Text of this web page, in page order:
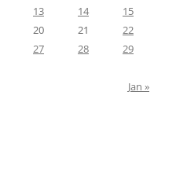
13 14
15
20 21
22
27 28
29
Jan »